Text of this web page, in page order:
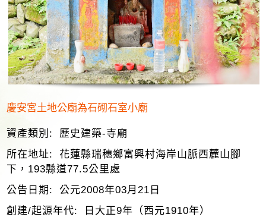
慶安宮土地公廟為石砌石室小廟
資產類別:
歷史建築-寺廟
所在地址:
花蓮縣瑞穗鄉富興村海岸山脈西麓山腳
下，193縣道77.5公里處
公告日期:
公元2008年03月21日
創建/起源年代:
日大正9年（西元1910年）